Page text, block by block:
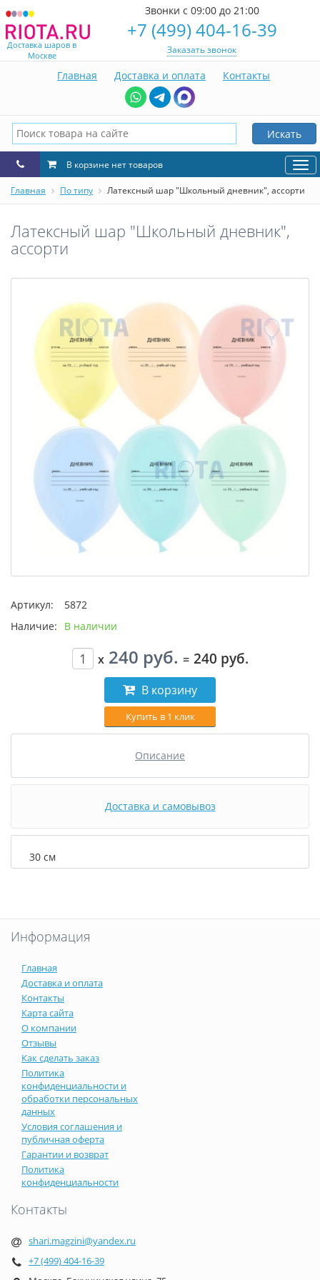
Доставка шаров в
Москве
Звонки с 09:00 до 21:00
+7 (499) 404-16-39
Заказать звонок
Главная Доставка и оплата Контакты
Искать
В корзине нет товаров
Главная По типу Латексный шар "Школьный дневник", ассорти
Латексный шар "Школьный дневник",
ассорти
Артикул:
5872
Наличие:
В наличии
x 240 руб. = 240 руб.
В корзину
Купить в 1 клик
Описание
Доставка и самовывоз
30 см
Информация
Главная
Доставка и оплата
Контакты
Карта сайта
О компании
Отзывы
Как сделать заказ
Политика
конфиденциальности и
обработки персональных
данных
Условия соглашения и
публичная оферта
Гарантии и возврат
Политика
конфиденциальности
Контакты
shari.magzini@yandex.ru
+7 (499) 404-16-39